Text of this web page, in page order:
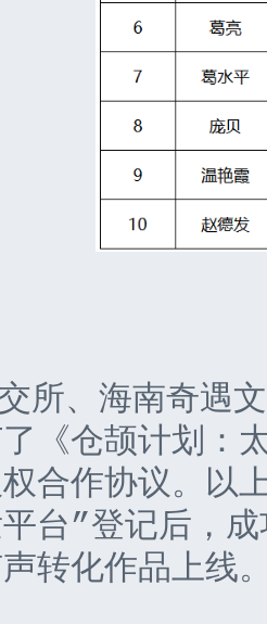
、海南奇遇文
《仓颉计划：
合作协议。以
台”登记后，
转化作品上线